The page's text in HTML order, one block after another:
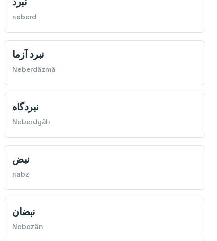
neberd
نبرد آزما
Neberdâzmâ
نبردگاه
Neberdgâh
نبض
nabz
نبضان
Nebezân